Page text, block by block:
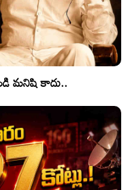
మనిషి కాదు..